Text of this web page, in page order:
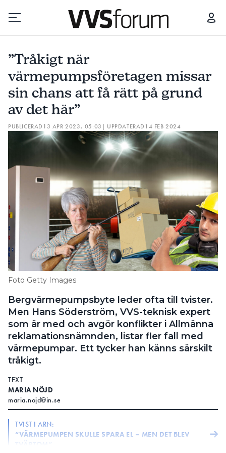
Prenumerera
Hantera prenumeration
Lediga jobb
Annonsera
Läs E-tidningen
Om tidningen
Information om GDPR
Search for:
SEARCH
”Tråkigt när
värmepumpsföretagen missar
sin chans att få rätt på grund
av det här”
PUBLICERAD 13 APR 2023, 05:03 | UPPDATERAD 14 FEB 2024
Foto Getty Images
Bergvärmepumpsbyte leder ofta till tvister.
Men Hans Söderström, VVS-teknisk expert
som är med och avgör konflikter i Allmänna
reklamationsnämnden, listar fler fall med
värmepumpar. Ett tycker han känns särskilt
tråkigt.
TEXT
MARIA NÖJD
maria.nojd@in.se
TVIST I ARN:
“VÄRMEPUMPEN SKULLE SPARA EL – MEN DET BLEV